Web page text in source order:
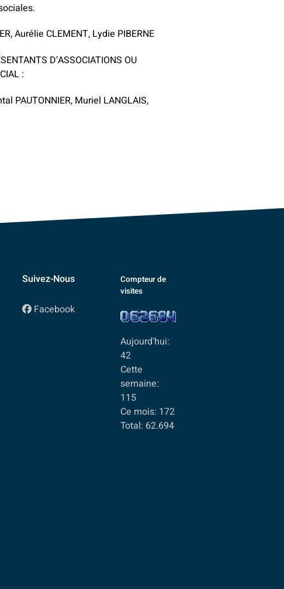
Aurélie CLEMENT, Lydie PIBERNE
D’ASSOCIATIONS OU
:
PAUTONNIER, Muriel LANGLAIS,
Suivez-Nous
Facebook
Compteur de
visites
Aujourd'hui:
42
Cette
semaine:
115
Ce mois: 172
Total: 62.694